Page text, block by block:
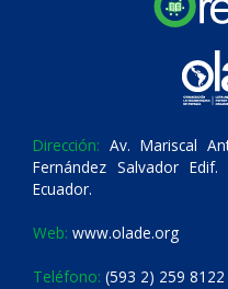
Dirección: Av. Mariscal
Fernández Salvador
Ecuador.
Web: www.olade.org
Teléfono: (593 2) 259